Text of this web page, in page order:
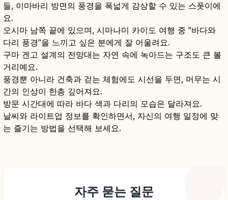
들, 이마바리 방면의 풍경을 폭넓게 감상할 수 있는 스폿이에
요.
오시마 남쪽 끝에 있으며, 시마나미 카이도 여행 중 "바다와
다리 풍경"을 느끼고 싶은 분에게 잘 어울려요.
구마 겐고 설계의 전망대는 자연 속에 녹아드는 구조도 큰 볼
거리예요.
풍경뿐 아니라 건축과 걷는 체험에도 시선을 두면, 머무는 시
간의 인상이 한층 깊어져요.
방문 시간대에 따라 바다 색과 다리의 모습은 달라져요.
날씨와 라이트업 정보를 확인하면서, 자신의 여행 일정에 맞
는 즐기는 방법을 선택해 보세요.
자주 묻는 질문